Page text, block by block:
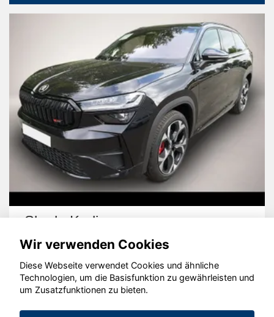
Skoda Kodiaq
© konjunkturmotor.de GmbH 2020 - 2026
Wir verwenden Cookies
Diese Webseite verwendet Cookies und ähnliche
Technologien, um die Basisfunktion zu gewährleisten und
um Zusatzfunktionen zu bieten.